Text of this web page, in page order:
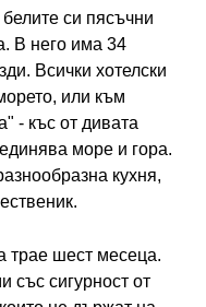
си пясъчни
В него има 34
Всички хотелски
или към
- къс от дивата
море и гора.
кухня,
трае шест месеца.
със сигурност от